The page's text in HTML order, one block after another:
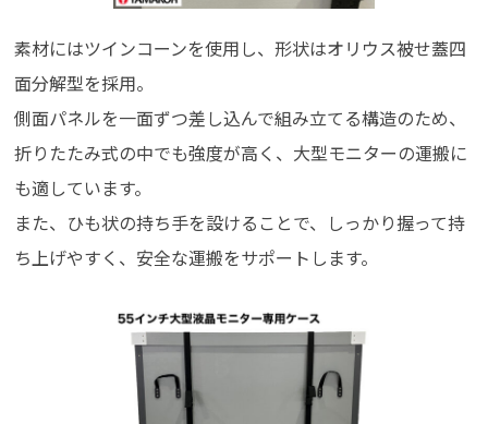
素材にはツインコーンを使用し、形状はオリウス被せ蓋四
面分解型を採用。
側面パネルを一面ずつ差し込んで組み立てる構造のため、
折りたたみ式の中でも強度が高く、大型モニターの運搬に
も適しています。
また、ひも状の持ち手を設けることで、しっかり握って持
ち上げやすく、安全な運搬をサポートします。